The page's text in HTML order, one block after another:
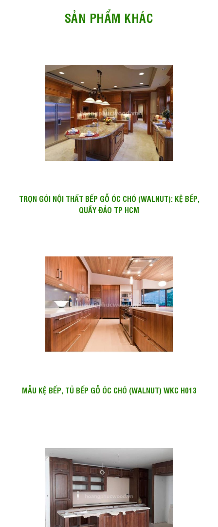
SẢN PHẨM KHÁC
TRỌN GÓI NỘI THẤT BẾP GỖ ÓC CHÓ (WALNUT): KỆ BẾP,
QUẦY ĐẢO TP HCM
MẪU KỆ BẾP, TỦ BẾP GỖ ÓC CHÓ (WALNUT) WKC H013